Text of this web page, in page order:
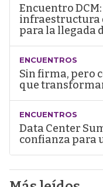
Encuentro
infraestructura
para la llegada
ENCUENTROS
Sin firma, pero
que
ENCUENTROS
Data Center
confianza para